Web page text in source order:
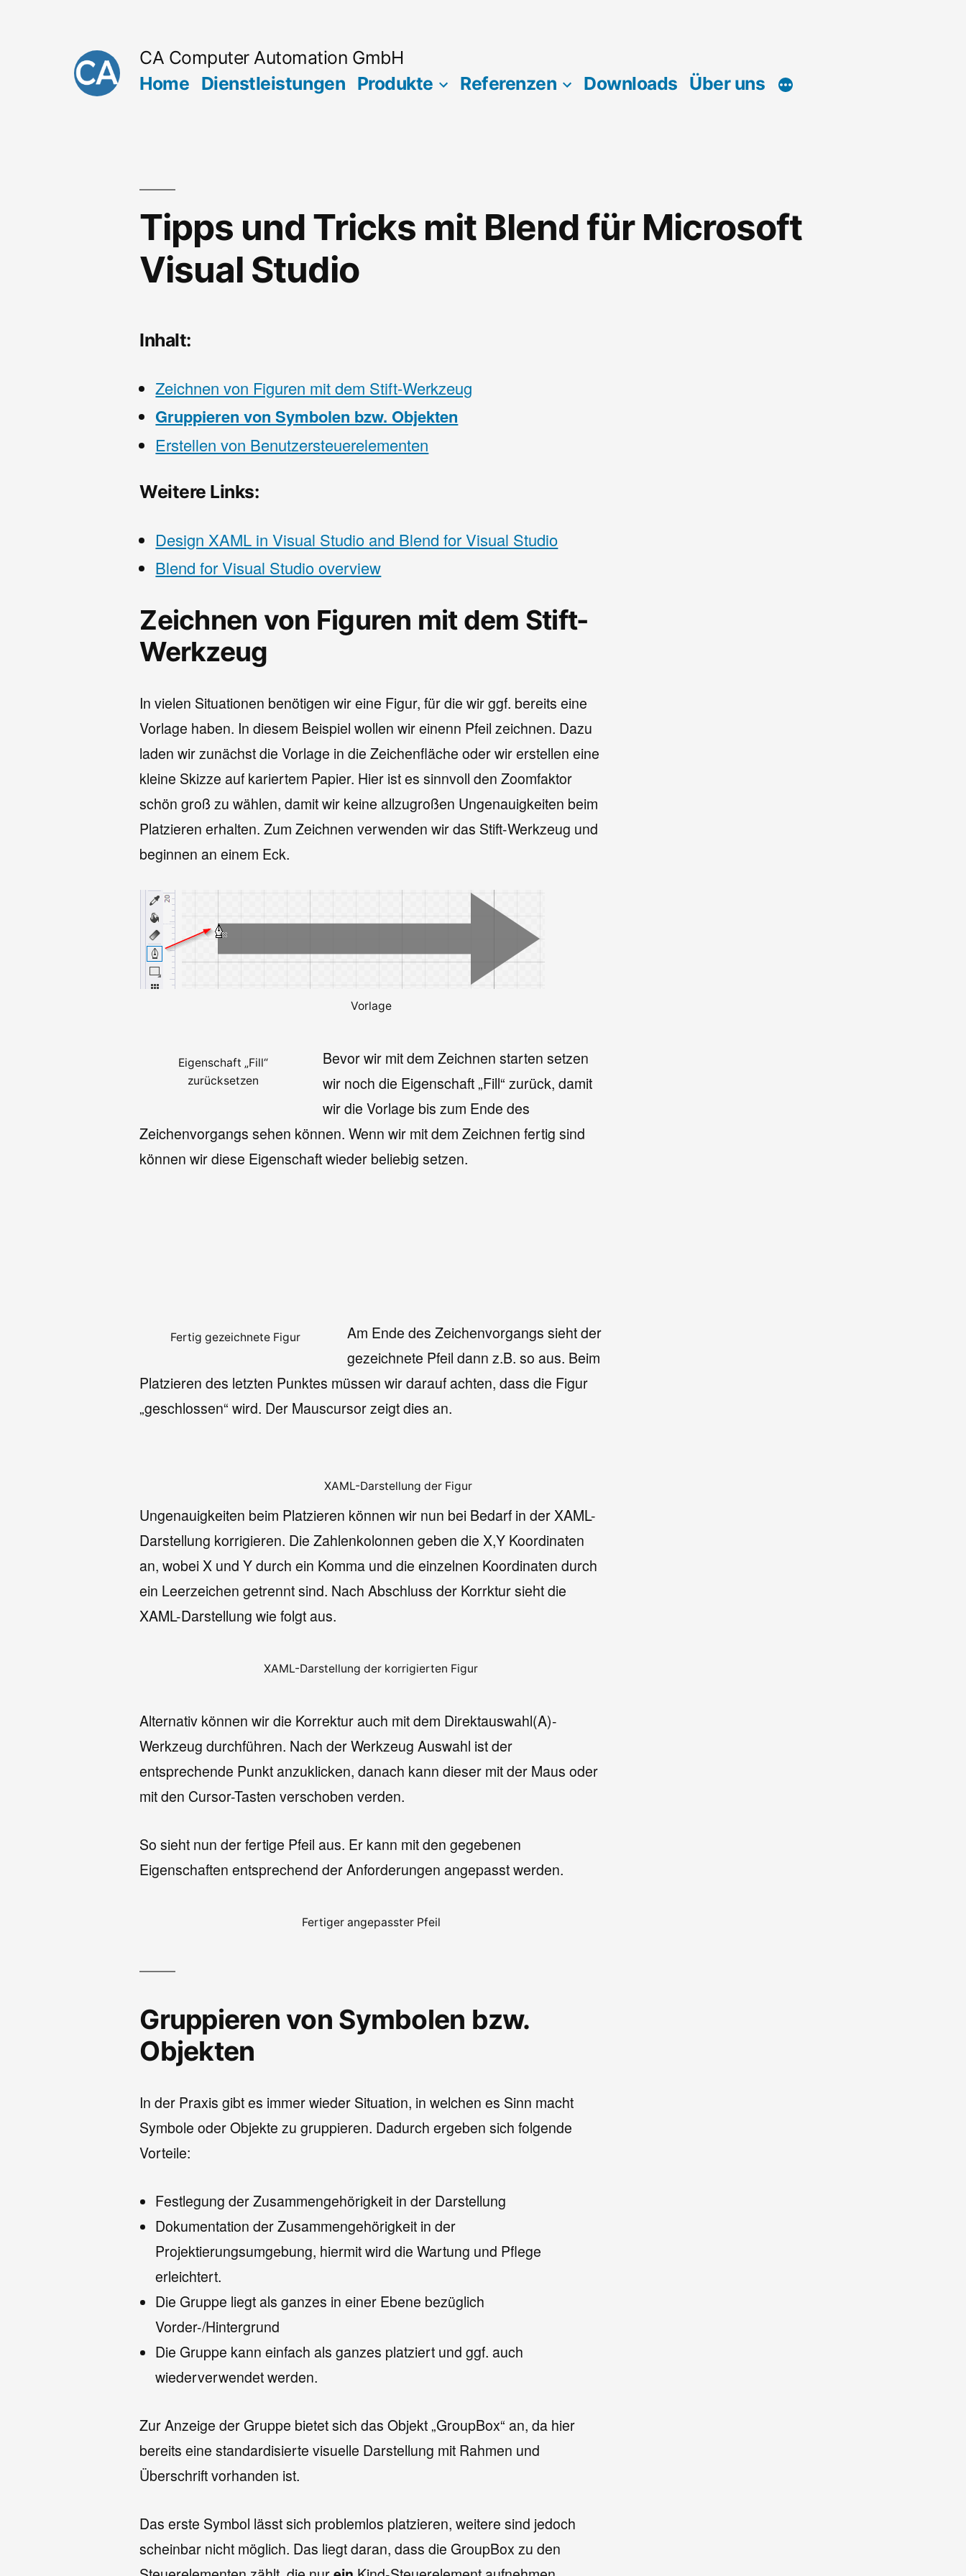
CA Computer Automation GmbH
Home Dienstleistungen Produkte Referenzen Downloads Über uns
Tipps und Tricks mit Blend für Microsoft
Visual Studio
Inhalt:
Zeichnen von Figuren mit dem Stift-Werkzeug
Gruppieren von Symbolen bzw. Objekten
Erstellen von Benutzersteuerelementen
Weitere Links:
Design XAML in Visual Studio and Blend for Visual Studio
Blend for Visual Studio overview
Zeichnen von Figuren mit dem Stift-
Werkzeug
In vielen Situationen benötigen wir eine Figur, für die wir ggf. bereits eine
Vorlage haben. In diesem Beispiel wollen wir einenn Pfeil zeichnen. Dazu
laden wir zunächst die Vorlage in die Zeichenfläche oder wir erstellen eine
kleine Skizze auf kariertem Papier. Hier ist es sinnvoll den Zoomfaktor
schön groß zu wählen, damit wir keine allzugroßen Ungenauigkeiten beim
Platzieren erhalten. Zum Zeichnen verwenden wir das Stift-Werkzeug und
beginnen an einem Eck.
Vorlage
Eigenschaft „Fill“
zurücksetzen
Bevor wir mit dem Zeichnen starten setzen
wir noch die Eigenschaft „Fill“ zurück, damit
wir die Vorlage bis zum Ende des
Zeichenvorgangs sehen können. Wenn wir mit dem Zeichnen fertig sind
können wir diese Eigenschaft wieder beliebig setzen.
Fertig gezeichnete Figur
Am Ende des Zeichenvorgangs sieht der
gezeichnete Pfeil dann z.B. so aus. Beim
Platzieren des letzten Punktes müssen wir darauf achten, dass die Figur
„geschlossen“ wird. Der Mauscursor zeigt dies an.
XAML-Darstellung der Figur
Ungenauigkeiten beim Platzieren können wir nun bei Bedarf in der XAML-
Darstellung korrigieren. Die Zahlenkolonnen geben die X,Y Koordinaten
an, wobei X und Y durch ein Komma und die einzelnen Koordinaten durch
ein Leerzeichen getrennt sind. Nach Abschluss der Korrktur sieht die
XAML-Darstellung wie folgt aus.
XAML-Darstellung der korrigierten Figur
Alternativ können wir die Korrektur auch mit dem Direktauswahl(A)-
Werkzeug durchführen. Nach der Werkzeug Auswahl ist der
entsprechende Punkt anzuklicken, danach kann dieser mit der Maus oder
mit den Cursor-Tasten verschoben verden.
So sieht nun der fertige Pfeil aus. Er kann mit den gegebenen
Eigenschaften entsprechend der Anforderungen angepasst werden.
Fertiger angepasster Pfeil
Gruppieren von Symbolen bzw.
Objekten
In der Praxis gibt es immer wieder Situation, in welchen es Sinn macht
Symbole oder Objekte zu gruppieren. Dadurch ergeben sich folgende
Vorteile:
Festlegung der Zusammengehörigkeit in der Darstellung
Dokumentation der Zusammengehörigkeit in der
Projektierungsumgebung, hiermit wird die Wartung und Pflege
erleichtert.
Die Gruppe liegt als ganzes in einer Ebene bezüglich
Vorder-/Hintergrund
Die Gruppe kann einfach als ganzes platziert und ggf. auch
wiederverwendet werden.
Zur Anzeige der Gruppe bietet sich das Objekt „GroupBox“ an, da hier
bereits eine standardisierte visuelle Darstellung mit Rahmen und
Überschrift vorhanden ist.
Das erste Symbol lässt sich problemlos platzieren, weitere sind jedoch
scheinbar nicht möglich. Das liegt daran, dass die GroupBox zu den